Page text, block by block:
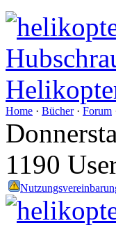
Home · Bücher· Forum
1190